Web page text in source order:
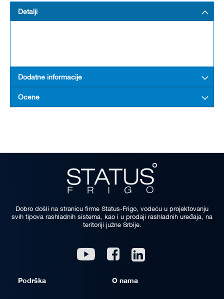
Detalji
Dodatne informacije
Ocene
Dobro došli na stranicu firme Status-Frigo, vodeću u projektovanju
svih tipova rashladnih sistema, kao i u prodaji rashladnih uređaja, na
teritoriji južne Srbije.
Youtube Facebook
Podrška O nama